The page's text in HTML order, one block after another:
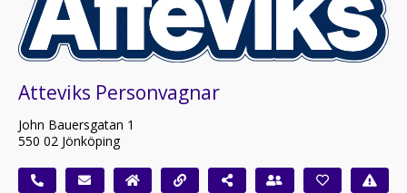
Atteviks Personvagnar
John Bauersgatan 1
550 02 Jönköping